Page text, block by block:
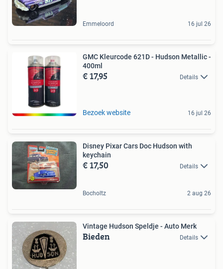
Emmeloord 16 jul 26
GMC Kleurcode 621D - Hudson Metallic -
400ml
€ 17,95 Details
Bezoek website 16 jul 26
Disney Pixar Cars Doc Hudson with
keychain
€ 17,50 Details
Bocholtz 2 aug 26
Vintage Hudson Speldje - Auto Merk
Bieden Details